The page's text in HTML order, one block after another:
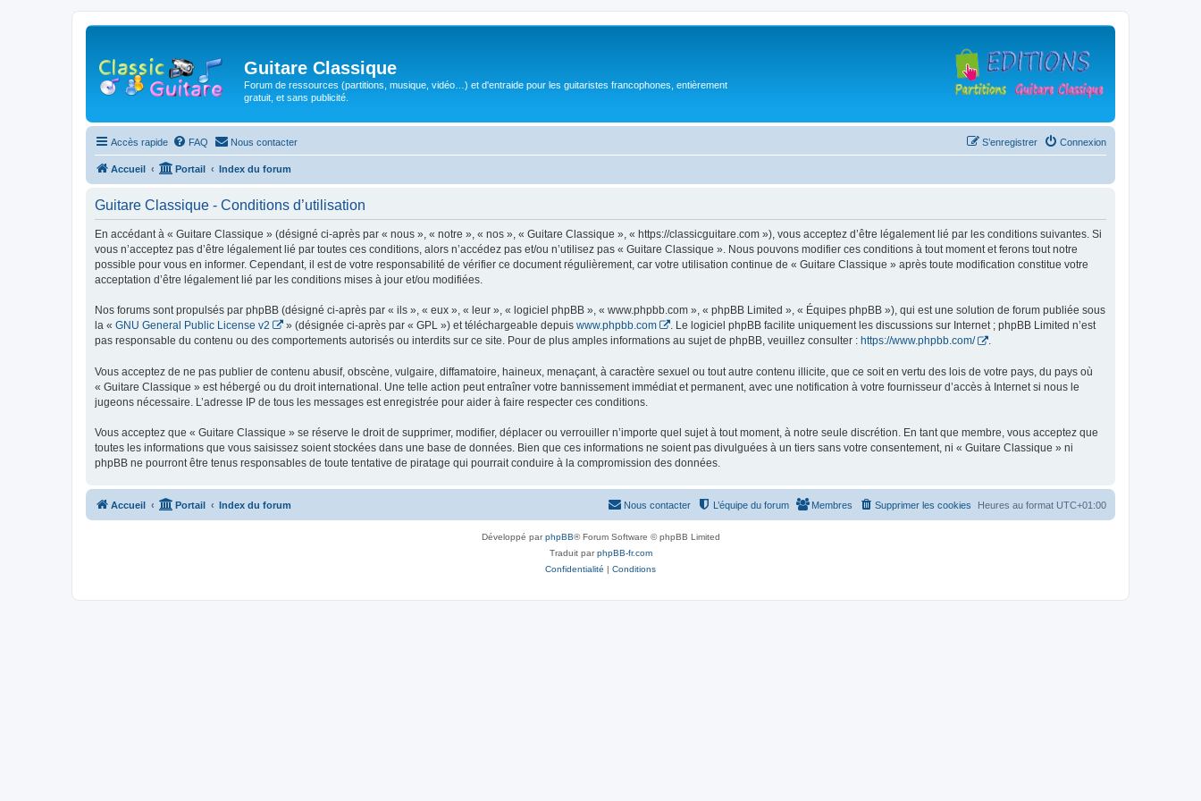
Guitare Classique
Forum de ressources (partitions, musique, vidéo…) et d'entraide pour les guitaristes francophones, entièrement
gratuit, et sans publicité.
Accès rapide FAQ Nous contacter Connexion
S’enregistrer
Accueil Portail Index du forum
Guitare Classique - Conditions d’utilisation
En accédant à « Guitare Classique » (désigné ci-après par « nous », « notre », « nos », « Guitare Classique », « https://classicguitare.com »), vous acceptez d’être légalement lié par les conditions suivantes. Si
vous n’acceptez pas d’être légalement lié par toutes ces conditions, alors n’accédez pas et/ou n’utilisez pas « Guitare Classique ». Nous pouvons modifier ces conditions à tout moment et ferons tout notre
possible pour vous en informer. Cependant, il est de votre responsabilité de vérifier ce document régulièrement, car votre utilisation continue de « Guitare Classique » après toute modification constitue votre
acceptation d’être légalement lié par les conditions mises à jour et/ou modifiées.
Nos forums sont propulsés par phpBB (désigné ci-après par « ils », « eux », « leur », « logiciel phpBB », « www.phpbb.com », « phpBB Limited », « Équipes phpBB »), qui est une solution de forum publiée sous
la « GNU General Public License v2 » (désignée ci-après par « GPL ») et téléchargeable depuis www.phpbb.com
. Le logiciel phpBB facilite uniquement les discussions sur Internet ; phpBB Limited n’est
pas responsable du contenu ou des comportements autorisés ou interdits sur ce site. Pour de plus amples informations au sujet de phpBB, veuillez consulter : https://www.phpbb.com/ .
Vous acceptez de ne pas publier de contenu abusif, obscène, vulgaire, diffamatoire, haineux, menaçant, à caractère sexuel ou tout autre contenu illicite, que ce soit en vertu des lois de votre pays, du pays où
« Guitare Classique » est hébergé ou du droit international. Une telle action peut entraîner votre bannissement immédiat et permanent, avec une notification à votre fournisseur d’accès à Internet si nous le
jugeons nécessaire. L’adresse IP de tous les messages est enregistrée pour aider à faire respecter ces conditions.
Vous acceptez que « Guitare Classique » se réserve le droit de supprimer, modifier, déplacer ou verrouiller n’importe quel sujet à tout moment, à notre seule discrétion. En tant que membre, vous acceptez que
toutes les informations que vous saisissez soient stockées dans une base de données. Bien que ces informations ne soient pas divulguées à un tiers sans votre consentement, ni « Guitare Classique » ni
phpBB ne pourront être tenus responsables de toute tentative de piratage qui pourrait conduire à la compromission des données.
Accueil Portail Index du forum Heures au format UTC+01:00
Supprimer les cookies
Membres
L’équipe du forum
Nous contacter
Développé parphpBB® Forum Software © phpBB Limited
Traduit parphpBB-fr.com
Confidentialité | Conditions